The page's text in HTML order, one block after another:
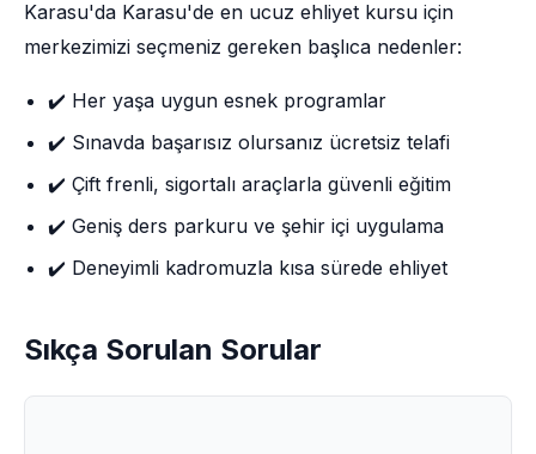
Karasu'da Karasu'de en ucuz ehliyet kursu için
merkezimizi seçmeniz gereken başlıca nedenler:
✔️ Her yaşa uygun esnek programlar
✔️ Sınavda başarısız olursanız ücretsiz telafi
✔️ Çift frenli, sigortalı araçlarla güvenli eğitim
✔️ Geniş ders parkuru ve şehir içi uygulama
✔️ Deneyimli kadromuzla kısa sürede ehliyet
Sıkça Sorulan Sorular